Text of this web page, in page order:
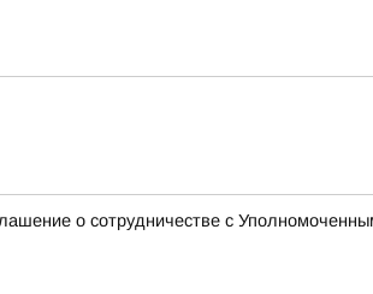
о сотрудничестве с